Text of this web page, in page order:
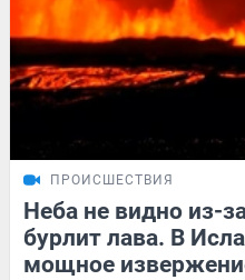
ПРОИСШЕСТВИЯ
Неба не видно из-
бурлит лава. В
мощное